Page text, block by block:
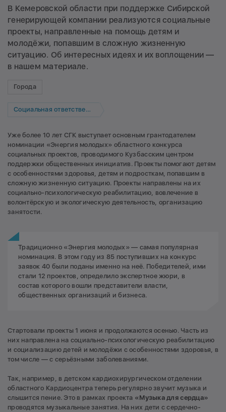
В Кемеровской области при поддержке Сибирской
генерирующей компании реализуются социальные
проекты, направленные на помощь детям и
молодёжи, попавшим в сложную жизненную
ситуацию. Об интересных идеях и их воплощении —
в нашем материале.
Города
Социальная ответственность
Уже более 10 лет СГК выступает основным грантодателем
номинации «Энергия молодых» областного конкурса
социальных проектов, проводимого Кузбасским центром
поддержки общественных инициатив. Проекты помогают детям
с особенностями здоровья, детям и подросткам, попавшим в
сложную жизненную ситуацию. Проекты направлены на их
социально-психологическую реабилитацию, вовлечение в
волонтёрскую и экологическую деятельность, организацию
занятости.
Традиционно «Энергия молодых» — самая популярная
номинация. В этом году из 85 поступивших на конкурс
заявок 40 были поданы именно на неё. Победителей, ими
стали 12 проектов, определило экспертное жюри, в
состав которого вошли представители власти,
общественных организаций и бизнеса.
Стартовали проекты 1 июня и продолжаются осенью. Часть из
них направлена на социально-психологическую реабилитацию
и социализацию детей и молодёжи с особенностями здоровья, в
том числе — с серьёзными заболеваниями.
Так, например, в детском кардиохирургическом отделении
областного Кардиоцентра теперь регулярно звучит музыка и
слышится пение. Это в рамках проекта «Музыка для сердца»
проводятся музыкальные занятия. На них дети с сердечно-